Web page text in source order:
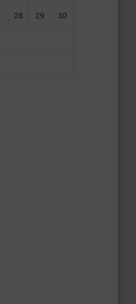
28 29 30